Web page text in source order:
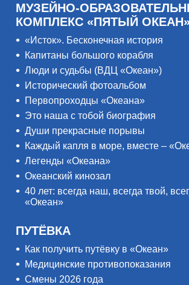
МУЗЕЙНО-
КОМПЛЕКС «ПЯТЫЙ
«Исток». Бесконечная история
Капитаны большого корабля
Люди и судьбы (ВДЦ «Океан»)
Исторический фотоальбом
Первопроходцы «Океана»
Это наша с тобой биография
Души прекрасные порывы
Каждый капля в море, вместе –
Легенды «Океана»
Океанский кинозал
40 лет: всегда наш, всегда твой,
«Океан»
ПУТЁВКА
Как получить путёвку в «Океан»
Медицинские противопоказания
Смены 2026 года